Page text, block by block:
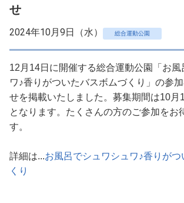
せ
2024年10月9日（水） 総合運動公園
12月14日に開催する総合運動公園「お風
ワ♪香りがついたバスボムづくり」の参
せを掲載いたしました。募集期間は10月
となります。たくさんの方のご参加をお
す。
詳細は...お風呂でシュワシュワ♪香りが
くり